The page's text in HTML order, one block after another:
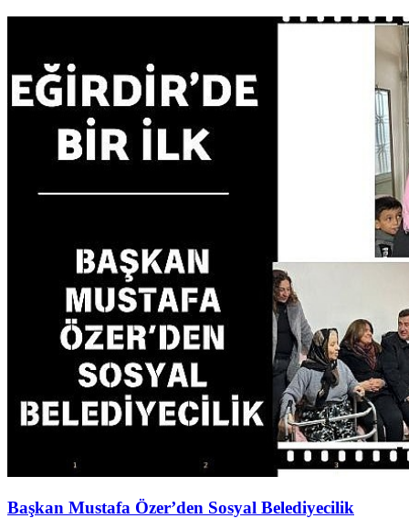
Başkan Mustafa Özer’den Sosyal Belediyecilik